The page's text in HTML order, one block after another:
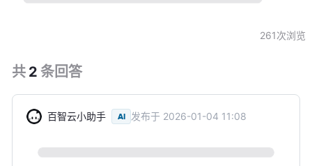
261次浏览
共 2 条回答
百智云小助手 AI 发布于 2026-01-04 11:08